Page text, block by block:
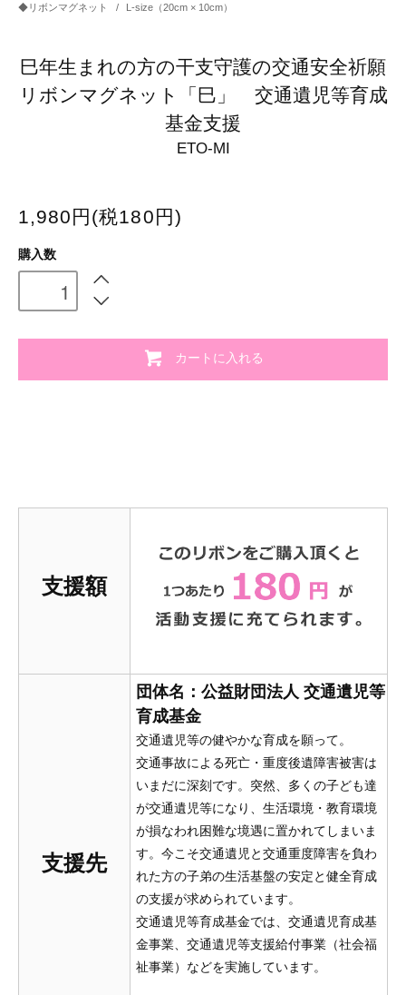
◆リボンマグネット / L-size（20cm × 10cm）
巳年生まれの方の干支守護の交通安全祈願
リボンマグネット「巳」 交通遺児等育成
基金支援
ETO-MI
1,980円(税180円)
購入数
カートに入れる
支援額
支援先
団体名：公益財団法人 交通遺児等
育成基金
交通遺児等の健やかな育成を願って。
交通事故による死亡・重度後遺障害被害は
いまだに深刻です。突然、多くの子ども達
が交通遺児等になり、生活環境・教育環境
が損なわれ困難な境遇に置かれてしまいま
す。今こそ交通遺児と交通重度障害を負わ
れた方の子弟の生活基盤の安定と健全育成
の支援が求められています。
交通遺児等育成基金では、交通遺児育成基
金事業、交通遺児等支援給付事業（社会福
祉事業）などを実施しています。